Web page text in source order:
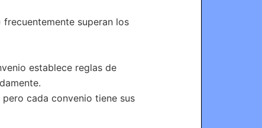
superan los
establece reglas de
cada convenio tiene sus